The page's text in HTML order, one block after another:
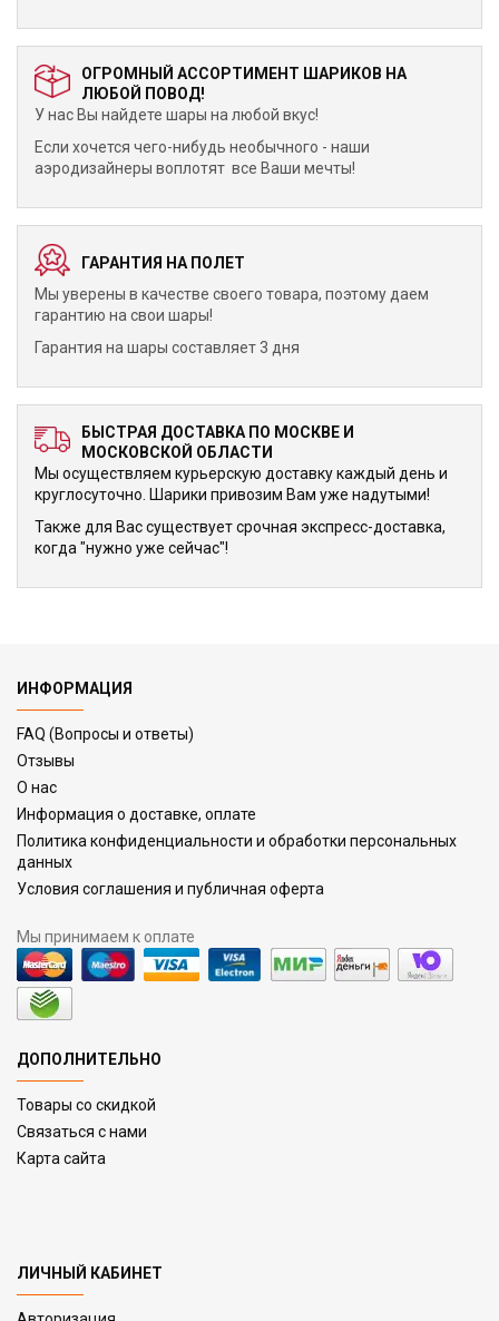
ОГРОМНЫЙ АССОРТИМЕНТ ШАРИКОВ НА
ЛЮБОЙ ПОВОД!
У нас Вы найдете шары на любой вкус!
Если хочется чего-нибудь необычного - наши
аэродизайнеры воплотят все Ваши мечты!
ГАРАНТИЯ НА ПОЛЕТ
Мы уверены в качестве своего товара, поэтому даем
гарантию на свои шары!
Гарантия на шары составляет 3 дня
БЫСТРАЯ ДОСТАВКА ПО МОСКВЕ И
МОСКОВСКОЙ ОБЛАСТИ
Мы осуществляем курьерскую доставку каждый день и
круглосуточно. Шарики привозим Вам уже надутыми!
Также для Вас существует срочная экспресс-доставка,
когда "нужно уже сейчас"!
ИНФОРМАЦИЯ
FAQ (Вопросы и ответы)
Отзывы
О нас
Информация о доставке, оплате
Политика конфиденциальности и обработки персональных
данных
Условия соглашения и публичная оферта
Мы принимаем к оплате
ДОПОЛНИТЕЛЬНО
Товары со скидкой
Связаться с нами
Карта сайта
ЛИЧНЫЙ КАБИНЕТ